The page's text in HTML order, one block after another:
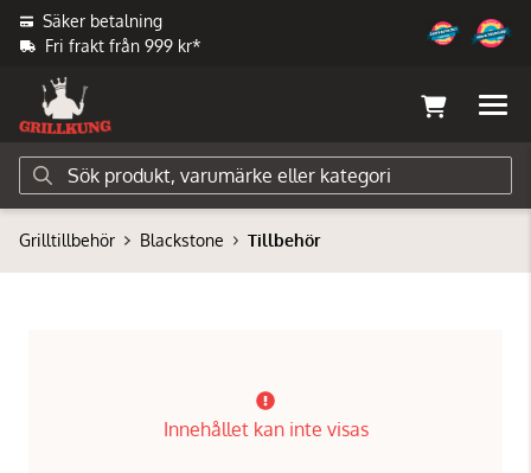
Säker betalning
Fri frakt från 999 kr*
Grilltillbehör Blackstone Tillbehör
Innehållet kan inte visas